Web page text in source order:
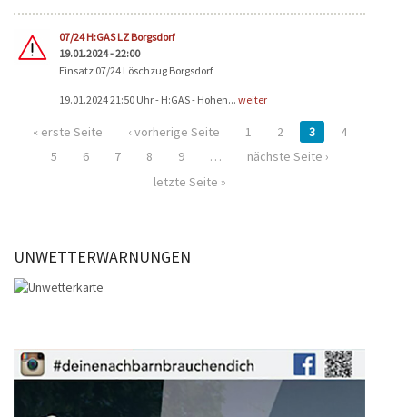
07/24 H:GAS LZ Borgsdorf
19.01.2024 - 22:00
Einsatz 07/24 Löschzug Borgsdorf
19.01.2024 21:50 Uhr - H:GAS - Hohen... weiter
« erste Seite ‹ vorherige Seite 1 2 3
4
5
6 7 8 9 …
nächste Seite ›
letzte Seite »
UNWETTERWARNUNGEN